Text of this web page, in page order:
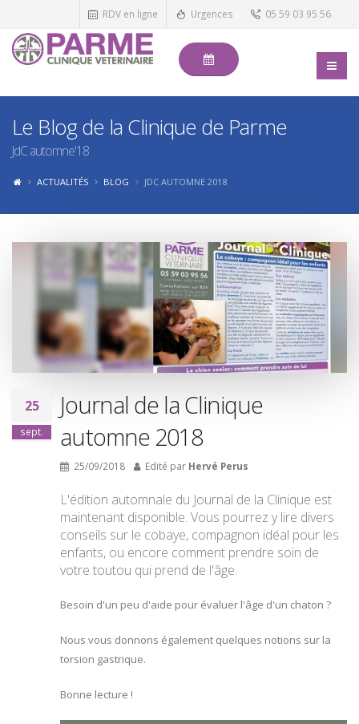
RDV en ligne Urgences 05 59 03 95 56
Le Blog de la Clinique de Parme
JdC automne'18
ACTUALITÉS BLOG JDC AUTOMNE 2018
25
sept.
Journal de la Clinique
automne 2018
25/09/2018 Edité par Hervé Perus
L'édition automnale du Journal de la Clinique est
maintenant disponible. Vous pourrez y lire divers
conseils sur le cobaye, compagnon idéal pour les
enfants, ou encore comment prendre soin de
votre toutou qui prend de l'âge.
Besoin d'un peu d'aide pour évaluer l'âge d'un chaton ?
Nous vous donnons également quelques notions sur la
torsion gastrique.
Bonne lecture !